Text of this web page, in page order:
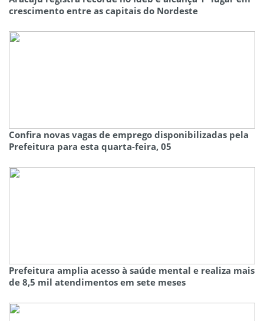
crescimento entre as capitais do Nordeste
Confira novas vagas de emprego disponibilizadas pela
Prefeitura para esta quarta-feira, 05
Prefeitura amplia acesso à saúde mental e realiza mais
de 8,5 mil atendimentos em sete meses